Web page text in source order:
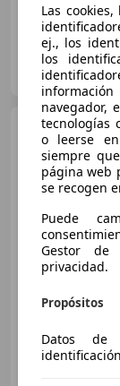
AUTOS MADRID
ES-28703 SAN
04/2024
OCASION PLUS
Las
ej., los
los
navegador,
tecnologías
o leerse
siempre
página web
se recogen
Puede
Gestor de
privacidad.
Propósitos
Datos de